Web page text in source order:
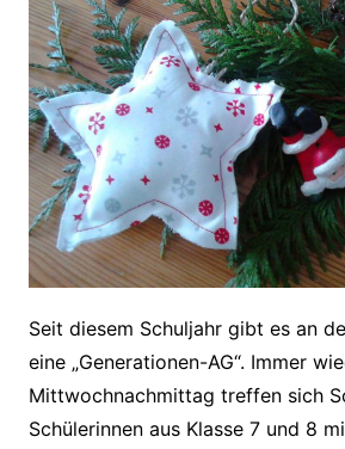
Seit diesem Schuljahr gibt es an
eine „Generationen-AG“. Immer
Mittwochnachmittag treffen sich
Schülerinnen aus Klasse 7 und 8